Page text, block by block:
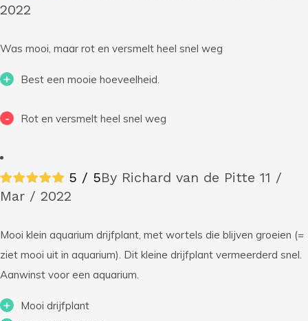
2022
Was mooi, maar rot en versmelt heel snel weg
+ Best een mooie hoeveelheid.
- Rot en versmelt heel snel weg
5 / 5By Richard van de Pitte 11 /
Mar / 2022
Mooi klein aquarium drijfplant, met wortels die blijven groeien (=
ziet mooi uit in aquarium). Dit kleine drijfplant vermeerderd snel.
Aanwinst voor een aquarium.
+ Mooi drijfplant